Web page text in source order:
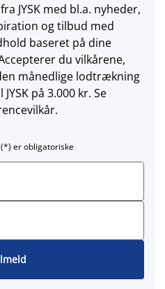
JYSK med bl.a. nyheder,
og tilbud med
baseret på dine
du vilkårene,
månedlige lodtrækning
på 3.000 kr. Se
er obligatoriske